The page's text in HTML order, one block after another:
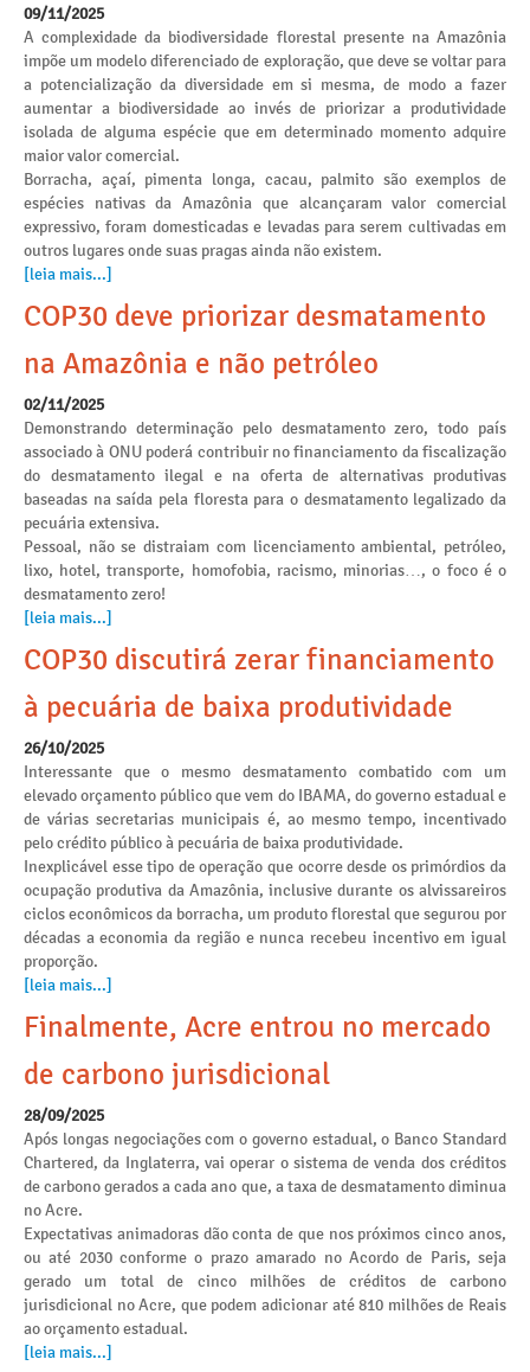
09/11/2025
A complexidade da biodiversidade florestal presente na Amazônia
impõe um modelo diferenciado de exploração, que deve se voltar para
a potencialização da diversidade em si mesma, de modo a fazer
aumentar a biodiversidade ao invés de priorizar a produtividade
isolada de alguma espécie que em determinado momento adquire
maior valor comercial.
Borracha, açaí, pimenta longa, cacau, palmito são exemplos de
espécies nativas da Amazônia que alcançaram valor comercial
expressivo, foram domesticadas e levadas para serem cultivadas em
outros lugares onde suas pragas ainda não existem.
[leia mais...]
COP30 deve priorizar desmatamento
na Amazônia e não petróleo
02/11/2025
Demonstrando determinação pelo desmatamento zero, todo país
associado à ONU poderá contribuir no financiamento da fiscalização
do desmatamento ilegal e na oferta de alternativas produtivas
baseadas na saída pela floresta para o desmatamento legalizado da
pecuária extensiva.
Pessoal, não se distraiam com licenciamento ambiental, petróleo,
lixo, hotel, transporte, homofobia, racismo, minorias…, o foco é o
desmatamento zero!
[leia mais...]
COP30 discutirá zerar financiamento
à pecuária de baixa produtividade
26/10/2025
Interessante que o mesmo desmatamento combatido com um
elevado orçamento público que vem do IBAMA, do governo estadual e
de várias secretarias municipais é, ao mesmo tempo, incentivado
pelo crédito público à pecuária de baixa produtividade.
Inexplicável esse tipo de operação que ocorre desde os primórdios da
ocupação produtiva da Amazônia, inclusive durante os alvissareiros
ciclos econômicos da borracha, um produto florestal que segurou por
décadas a economia da região e nunca recebeu incentivo em igual
proporção.
[leia mais...]
Finalmente, Acre entrou no mercado
de carbono jurisdicional
28/09/2025
Após longas negociações com o governo estadual, o Banco Standard
Chartered, da Inglaterra, vai operar o sistema de venda dos créditos
de carbono gerados a cada ano que, a taxa de desmatamento diminua
no Acre.
Expectativas animadoras dão conta de que nos próximos cinco anos,
ou até 2030 conforme o prazo amarado no Acordo de Paris, seja
gerado um total de cinco milhões de créditos de carbono
jurisdicional no Acre, que podem adicionar até 810 milhões de Reais
ao orçamento estadual.
[leia mais...]